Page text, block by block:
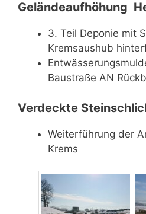
Geländeaufhöhung
3. Teil Deponie mit
Kremsaushub
Baustraße AN
Verdeckte
Weiterführung der
Krems